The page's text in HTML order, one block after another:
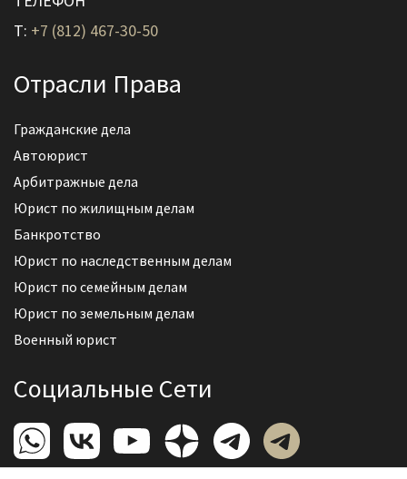
T: +7 (812) 467-30-50
Отрасли Права
Гражданские дела
Автоюрист
Арбитражные дела
Юрист по жилищным делам
Банкротство
Юрист по наследственным делам
Юрист по семейным делам
Юрист по земельным делам
Военный юрист
Социальные Сети